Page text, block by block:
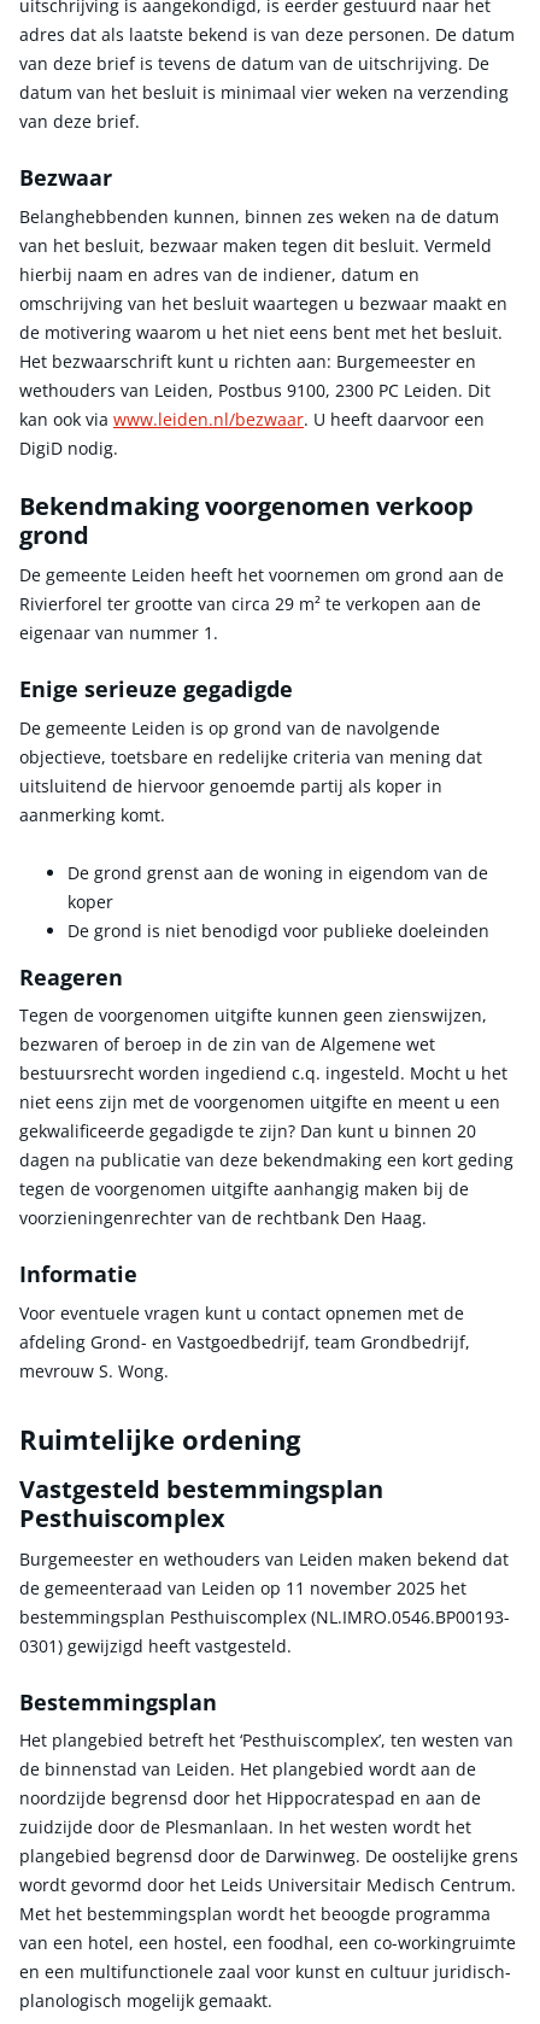
uitschrijving is aangekondigd, is eerder gestuurd naar het
adres dat als laatste bekend is van deze personen. De datum
van deze brief is tevens de datum van de uitschrijving. De
datum van het besluit is minimaal vier weken na verzending
van deze brief.
Bezwaar
Belanghebbenden kunnen, binnen zes weken na de datum
van het besluit, bezwaar maken tegen dit besluit. Vermeld
hierbij naam en adres van de indiener, datum en
omschrijving van het besluit waartegen u bezwaar maakt en
de motivering waarom u het niet eens bent met het besluit.
Het bezwaarschrift kunt u richten aan: Burgemeester en
wethouders van Leiden, Postbus 9100, 2300 PC Leiden. Dit
kan ook via www.leiden.nl/bezwaar. U heeft daarvoor een
DigiD nodig.
Bekendmaking voorgenomen verkoop
grond
De gemeente Leiden heeft het voornemen om grond aan de
Rivierforel ter grootte van circa 29 m² te verkopen aan de
eigenaar van nummer 1.
Enige serieuze gegadigde
De gemeente Leiden is op grond van de navolgende
objectieve, toetsbare en redelijke criteria van mening dat
uitsluitend de hiervoor genoemde partij als koper in
aanmerking komt.
De grond grenst aan de woning in eigendom van de
koper
De grond is niet benodigd voor publieke doeleinden
Reageren
Tegen de voorgenomen uitgifte kunnen geen zienswijzen,
bezwaren of beroep in de zin van de Algemene wet
bestuursrecht worden ingediend c.q. ingesteld. Mocht u het
niet eens zijn met de voorgenomen uitgifte en meent u een
gekwalificeerde gegadigde te zijn? Dan kunt u binnen 20
dagen na publicatie van deze bekendmaking een kort geding
tegen de voorgenomen uitgifte aanhangig maken bij de
voorzieningenrechter van de rechtbank Den Haag.
Informatie
Voor eventuele vragen kunt u contact opnemen met de
afdeling Grond- en Vastgoedbedrijf, team Grondbedrijf,
mevrouw S. Wong.
Ruimtelijke ordening
Vastgesteld bestemmingsplan
Pesthuiscomplex
Burgemeester en wethouders van Leiden maken bekend dat
de gemeenteraad van Leiden op 11 november 2025 het
bestemmingsplan Pesthuiscomplex (NL.IMRO.0546.BP00193-
0301) gewijzigd heeft vastgesteld.
Bestemmingsplan
Het plangebied betreft het ‘Pesthuiscomplex’, ten westen van
de binnenstad van Leiden. Het plangebied wordt aan de
noordzijde begrensd door het Hippocratespad en aan de
zuidzijde door de Plesmanlaan. In het westen wordt het
plangebied begrensd door de Darwinweg. De oostelijke grens
wordt gevormd door het Leids Universitair Medisch Centrum.
Met het bestemmingsplan wordt het beoogde programma
van een hotel, een hostel, een foodhal, een co-workingruimte
en een multifunctionele zaal voor kunst en cultuur juridisch-
planologisch mogelijk gemaakt.